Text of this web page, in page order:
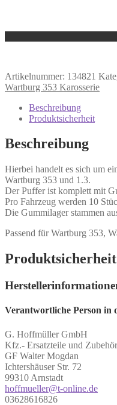
Artikelnummer: 134821
Wartburg 353 Karosserie
Beschreibung
Produktsicherheit
Beschreibung
Hierbei handelt es sich um
Wartburg 353 und 1.3.
Der Puffer ist komplett mit
Pro Fahrzeug werden 10
Die Gummilager stammen
Passend für Wartburg 353,
Produktsicherheit
Verantwortliche Person in
G. Hoffmüller GmbH
Kfz.- Ersatzteile und Zubehör
GF Walter Mogdan
Ichtershäuser Str. 72
99310 Arnstadt
hoffmueller@t-online.de
03628616826